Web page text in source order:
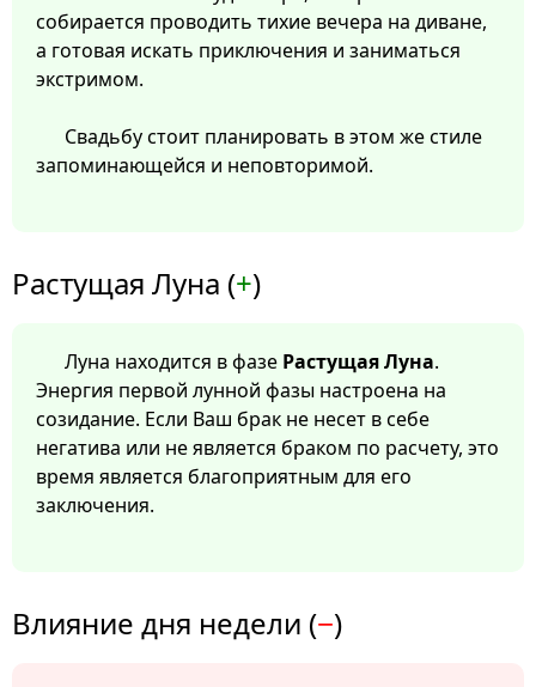
собирается проводить тихие вечера на диване,
а готовая искать приключения и заниматься
экстримом.
Свадьбу стоит планировать в этом же стиле
запоминающейся и неповторимой.
Растущая Луна (+)
Луна находится в фазе Растущая Луна.
Энергия первой лунной фазы настроена на
созидание. Если Ваш брак не несет в себе
негатива или не является браком по расчету, это
время является благоприятным для его
заключения.
Влияние дня недели (−)